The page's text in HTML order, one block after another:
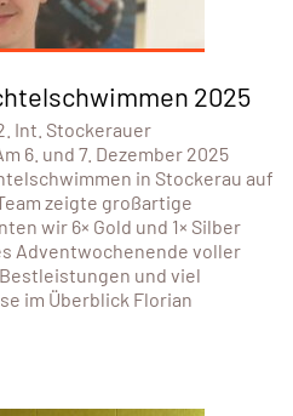
2025
Int. Stockerauer
6. und 7. Dezember 2025
in Stockerau auf
zeigte großartige
wir 6× Gold und 1× Silber
Adventwochenende voller
und viel
im Überblick Florian